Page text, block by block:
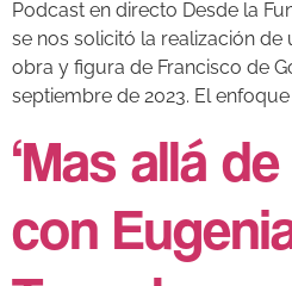
Podcast en directo Desde la
se nos solicitó la realización
obra y figura de Francisco de
septiembre de 2023. El enfoque
‘Mas allá
con